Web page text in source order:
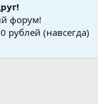
форум!
рублей (навсегда)